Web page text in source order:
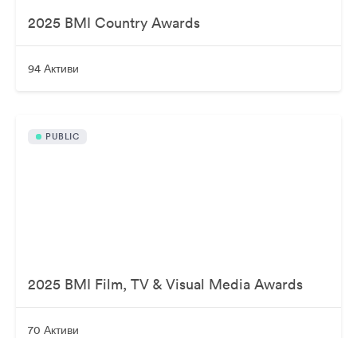
2025 BMI Country Awards
94 Активи
PUBLIC
2025 BMI Film, TV & Visual Media Awards
70 Активи